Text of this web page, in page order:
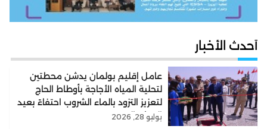
أحدث الأخبار
عامل إقليم بولمان يدشن محطتين
لتحلية المياه الأجاجة بأوطاط الحاج
لتعزيز التزود بالماء الشروب احتفاءً بعيد
العرش المجيد
يوليو 28, 2026